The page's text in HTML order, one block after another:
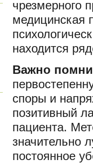
чрезмерного
медицинская
находится
Важно
споры и
позитивный
пациента.
значительно
постоянное